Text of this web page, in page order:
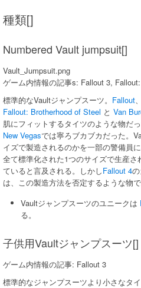
種類[]
Numbered Vault jumpsuit[]
Vault_Jumpsuit.png
ゲーム内情報の記事s: Fallout 3,
標準的なVaultジャンプスーツ。 Fallout、
Fallout: Brotherhood of Steel と Van
肌にフィットするタイツのような物だ
New Vegasでは寧ろブカブカだった。
イズで製造されるのかを一部の警備員に
全て標準化された1つのサイズで生産
ていると言及される。しかしFallout 4
は、この製造方法を否定するような物で
Vaultジャンプスーツのユニークは
る。
子供用Vaultジャンプスーツ[]
ゲーム内情報の記事: Fallout 3
標準的なジャンプスーツより小さなタイ